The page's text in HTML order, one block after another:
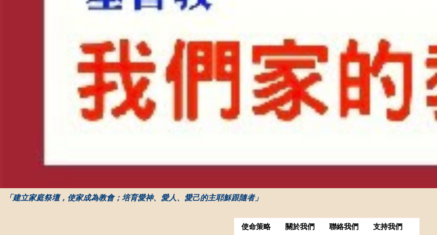
「建立家庭祭壇，使家成為教會；培育愛神、愛人、愛己的主耶穌跟隨者」
使命策略 關於我們 聯絡我們 支持我們